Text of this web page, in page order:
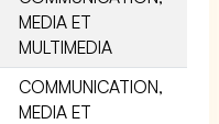
MEDIA ET
MULTIMEDIA
COMMUNICATION,
MEDIA ET